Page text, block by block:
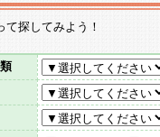
て探してみよう！